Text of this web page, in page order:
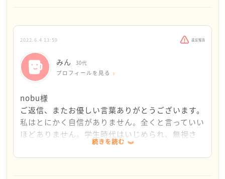
を築ける人と出会いたくて婚活もやってますのて、
正直何となく人より遅いですが今が自分の適齢期と
いうかターニングポイントだと思うので。。
本当に色々と心暖かいアドバイスありがとうござい
ました。
定されたと一切思わず、意見が違う。ならばどんな意
見を持っているのか、聞いてみよう。と思ってまずよく
も自然にあんさんの意見を聞いてみようと思ってきま
す。その積み重ねで人間関係が築いていけると思いま
さい。あんさんにしか出来ない事、あんさんの存在ｈ
に、意味があるのです。使命の無い人や、存在意義の
無い人など、一人もいません。もっと自信を持って下
さい。幼い時に
お父様が怖くて、意見が言えなかったそうですね。な
ら、だれよりも意見を聞いて欲しいという気持ちは、
2022.6.4 13:59 違反報告
みん 30代
プロフィールを見る
nobu様
ご返信、またお優しい言葉ありがとうございます。
私はとにかく自信がありません。全くと言っていい
ほどありません。学生時代はいじめられ、無視さ
れ、親も自分のことを言えることはありませんでし
た、言ったら「泣くな！｣と怒鳴られるかだったの
続きを読む